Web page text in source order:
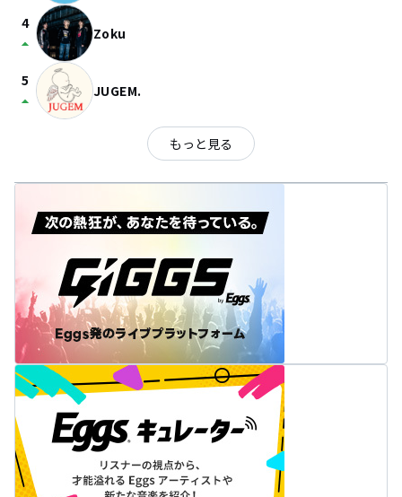
4
arrow_drop_up Zoku
5
arrow_drop_up JUGEM.
もっと見る